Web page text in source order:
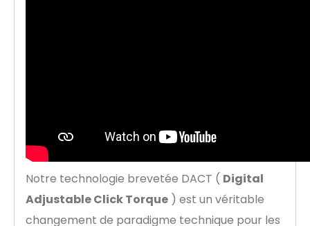
Notre technologie brevetée DACT ( Digital
Adjustable Click Torque ) est un véritable
changement de paradigme technique pour les